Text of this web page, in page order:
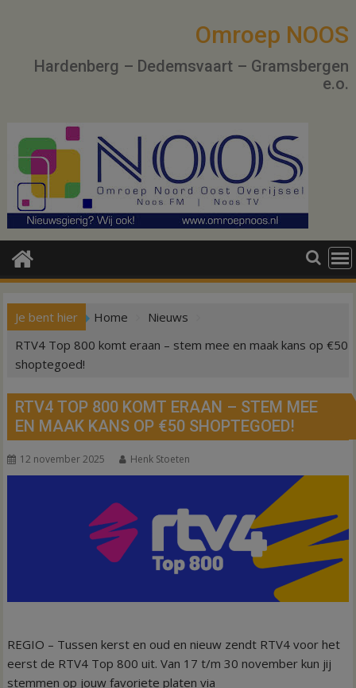
Omroep NOOS
Hardenberg – Dedemsvaart – Gramsbergen
e.o.
Je bent hier Home
Nieuws
RTV4 Top 800 komt eraan – stem mee en maak kans op €50
shoptegoed!
RTV4 TOP 800 KOMT ERAAN – STEM MEE
EN MAAK KANS OP €50 SHOPTEGOED!
12 november 2025 Henk Stoeten
REGIO – Tussen kerst en oud en nieuw zendt RTV4 voor het
eerst de RTV4 Top 800 uit. Van 17 t/m 30 november kun jij
stemmen op jouw favoriete platen via